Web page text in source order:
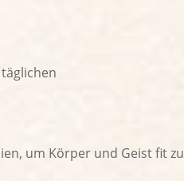
um Körper und Geist fit zu